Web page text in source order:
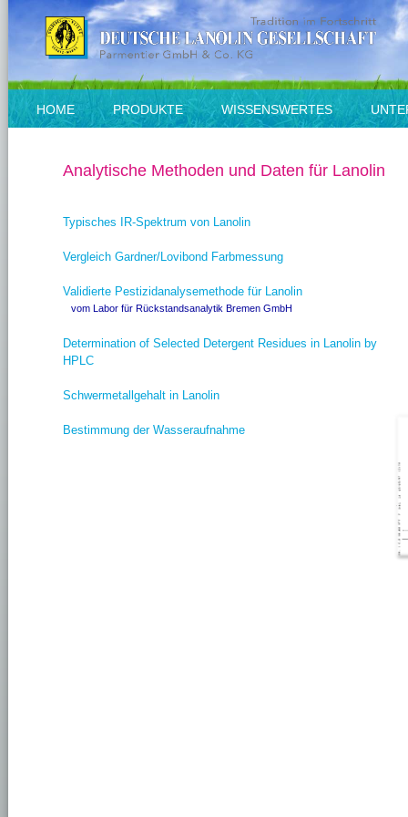
HOME PRODUKTE WISSENSWERTES
Analytische Methoden und Daten für Lanolin
Typisches IR-Spektrum von Lanolin
Vergleich Gardner/Lovibond Farbmessung
Validierte Pestizidanalysemethode für Lanolin
vom Labor für Rückstandsanalytik Bremen GmbH
Determination of Selected Detergent Residues in Lanolin by
HPLC
Schwermetallgehalt in Lanolin
Bestimmung der Wasseraufnahme